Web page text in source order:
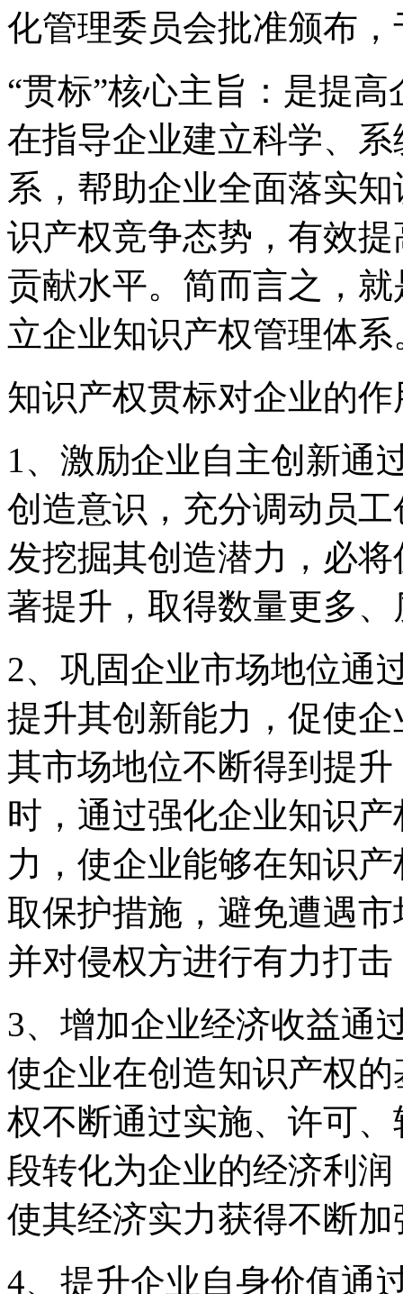
化管理委员会批准颁布
“贯标”核心主旨：是提
在指导企业建立科学、
系，帮助企业全面落实
识产权竞争态势，有效
贡献水平。简而言之，
立企业知识产权管理体系
知识产权贯标对企业的
1、激励企业自主创新通
创造意识，充分调动员
发挖掘其创造潜力，必
著提升，取得数量更多
2、巩固企业市场地位通
提升其创新能力，促使
其市场地位不断得到提
时，通过强化企业知识
力，使企业能够在知识
取保护措施，避免遭遇
并对侵权方进行有力打
3、增加企业经济收益通
使企业在创造知识产权
权不断通过实施、许可
段转化为企业的经济利
使其经济实力获得不断加
4、提升企业自身价值通